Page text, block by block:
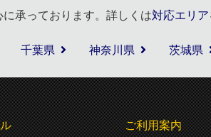
に承っております。詳しくは対応エリア
千葉県 神奈川県 茨城県
ご利用案内